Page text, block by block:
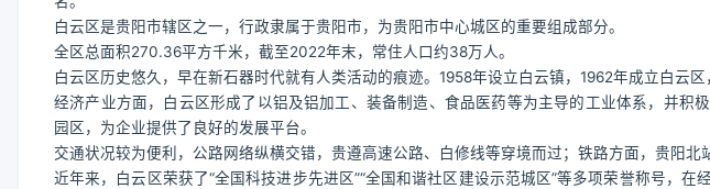
白云区是贵阳市辖区之一，行政隶属于贵阳市，为贵阳市中心城区的重要组成部分。
全区总面积270.36平方千米，截至2022年末，常住人口约38万人。
白云区历史悠久，早在新石器时代就有人类活动的痕迹。1958年设立白云镇，1962年成立白云
经济产业方面，白云区形成了以铝及铝加工、装备制造、食品医药等为主导的工业体系，并积
园区，为企业提供了良好的发展平台。
交通状况较为便利，公路网络纵横交错，贵遵高速公路、白修线等穿境而过；铁路方面，贵阳北
近年来，白云区荣获了“全国科技进步先进区”“全国和谐社区建设示范城区”等多项荣誉称号，